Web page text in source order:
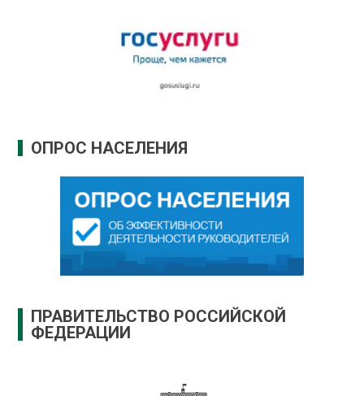
ОПРОС НАСЕЛЕНИЯ
ПРАВИТЕЛЬСТВО РОССИЙСКОЙ
ФЕДЕРАЦИИ